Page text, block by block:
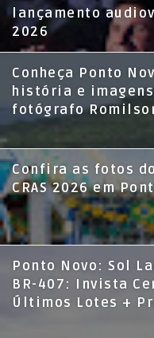
lançamento
2026
Conheça Ponto
história e
fotógrafo
Confira as fotos
CRAS 2026 em
Ponto Novo: Sol
BR-407: Invista
Últimos Lotes +